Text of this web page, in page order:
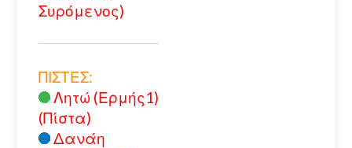
Συρόμενος)
ΠΙΣΤΕΣ:
Λητώ (Ερμής1)
(Πίστα)
Δανάη